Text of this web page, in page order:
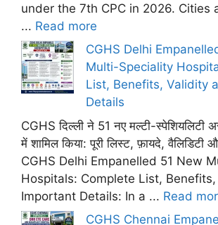
under the 7th CPC in 2026. Cities
... Read more
CGHS Delhi
Multi-Speciality
List, Benefits, Validity
Details
CGHS दिल्ली ने 51 नए मल्टी-स्पेशियलिटी
में शामिल किया: पूरी लिस्ट, फ़ायदे, वैलिडिटी
CGHS Delhi Empanelled 51 New
Hospitals: Complete List,
Important Details: In a ... Read
CGHS Chennai